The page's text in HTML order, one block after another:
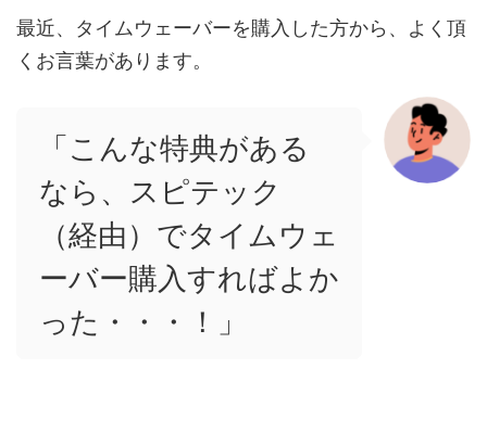
最近、タイムウェーバーを購入した方から、よく頂
くお言葉があります。
「こんな特典がある
なら、スピテック
（経由）でタイムウェ
ーバー購入すればよか
った・・・！」